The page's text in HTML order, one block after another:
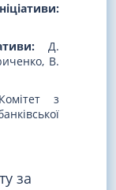
Д.
В.
з
за